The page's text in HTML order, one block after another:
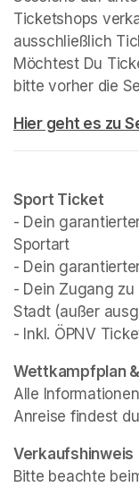
Ticketshops
ausschließlich
Möchtest Du
bitte vorher die
Hier geht es zu
Sport Ticket
- Dein
Sportart
- Dein
- Dein Zugang
Stadt (außer
- Inkl. ÖPNV
(opens in a new
Wettkampfplan
Alle
Anreise findest
Verkaufshinweis
Bitte beachte